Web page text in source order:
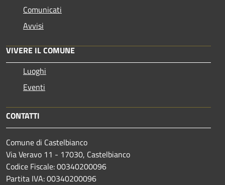
Comunicati
Avvisi
VIVERE IL COMUNE
Luoghi
Eventi
CONTATTI
Comune di Castelbianco
Via Veravo 11 - 17030, Castelbianco
Codice Fiscale: 00340200096
Partita IVA: 00340200096